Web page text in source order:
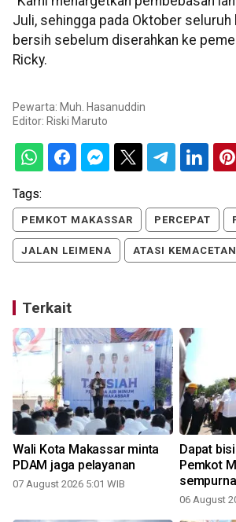
Juli, sehingga pada Oktober
bersih sebelum diserahkan ke
Ricky.
Pewarta: Muh. Hasanuddin
Editor: Riski Maruto
Tags:
PEMKOT MAKASSAR PERCEPAT
JALAN LEIMENA ATASI KEMACETAN
Terkait
Wali Kota Makassar minta
PDAM jaga pelayanan
07 August 2026 5:01 WIB
Dapat
Pemkot
06 August